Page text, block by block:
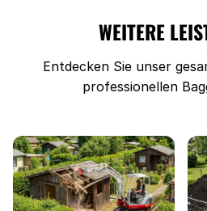
WEITERE
Entdecken Sie unser
professionellen